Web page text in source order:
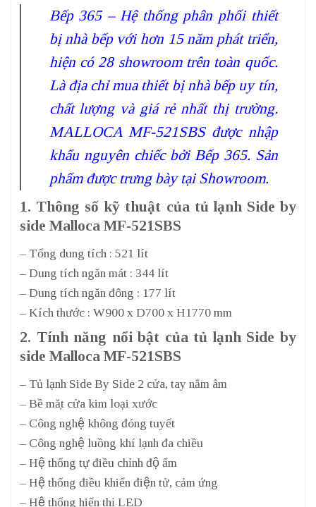
Bếp 365 – Hệ thống phân phối thiết
bị nhà bếp với hơn 15 năm phát triển,
hiện có 28 showroom trên toàn quốc.
Là địa chỉ mua thiết bị nhà bếp uy tín,
chất lượng và giá rẻ nhất thị trường.
MALLOCA MF-521SBS được nhập
khẩu nguyên chiếc bởi Bếp 365. Sản
phẩm được trưng bày tại Showroom.
1. Thông số kỹ thuật của tủ lạnh Side by
side Malloca MF-521SBS
– Tổng dung tích : 521 lít
– Dung tích ngăn mát : 344 lít
– Dung tích ngăn đông : 177 lít
– Kích thước : W900 x D700 x H1770 mm
2. Tính năng nổi bật của tủ lạnh Side by
side Malloca MF-521SBS
– Tủ lạnh Side By Side 2 cửa, tay nắm âm
– Bề mặt cửa kim loại xước
– Công nghệ không đóng tuyết
– Công nghệ luồng khí lạnh đa chiều
– Hệ thống tự điều chỉnh độ ẩm
– Hệ thống điều khiển điện tử, cảm ứng
– Hệ thống hiển thị LED